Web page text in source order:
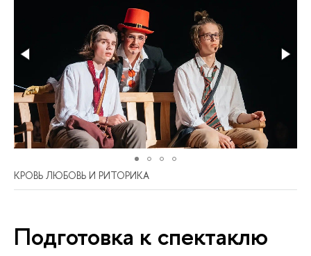
КРОВЬ ЛЮБОВЬ И РИТОРИКА
Подготовка к спектаклю